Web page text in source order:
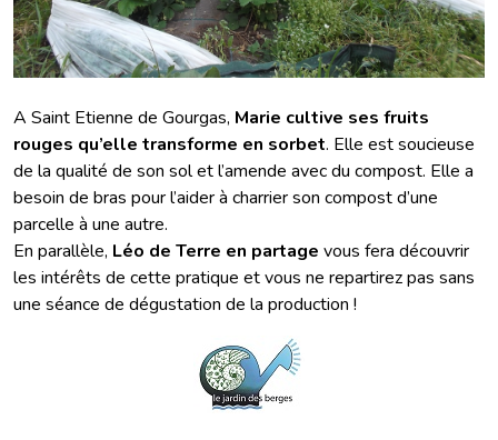
A Saint Etienne de Gourgas, Marie cultive ses fruits
rouges qu’elle transforme en sorbet. Elle est soucieuse
de la qualité de son sol et l’amende avec du compost. Elle a
besoin de bras pour l’aider à charrier son compost d’une
parcelle à une autre.
En parallèle, Léo de Terre en partage vous fera découvrir
les intérêts de cette pratique et vous ne repartirez pas sans
une séance de dégustation de la production !